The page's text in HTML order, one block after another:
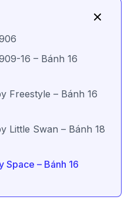
16 – Bánh 16
Freestyle – Bánh 16
Little Swan – Bánh 18
Space – Bánh 16